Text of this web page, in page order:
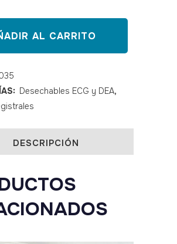
AL CARRITO
Desechables ECG y DEA,
DESCRIPCIÓN